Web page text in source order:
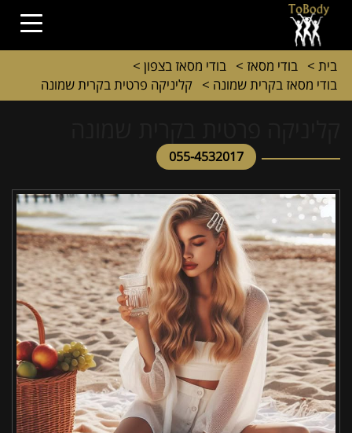
בית > בודי מסאז > בודי מסאז בצפון >
בודי מסאז בקרית שמונה > קליניקה פרטית בקרית שמונה
055-4532017